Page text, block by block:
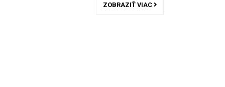
ZOBRAZIŤ VIAC